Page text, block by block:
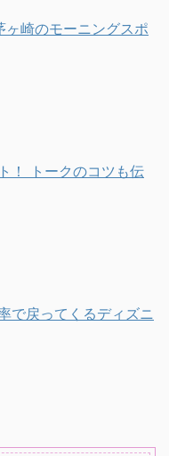
崎のモーニングスポ
！ トークのコツも伝
で戻ってくるディズニ